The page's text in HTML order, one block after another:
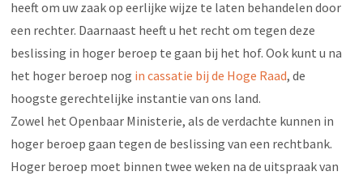
heeft om uw zaak op eerlijke wijze te laten behandelen door
een rechter. Daarnaast heeft u het recht om tegen deze
beslissing in hoger beroep te gaan bij het hof. Ook kunt u na
het hoger beroep nog in cassatie bij de Hoge Raad, de
hoogste gerechtelijke instantie van ons land.
Zowel het Openbaar Ministerie, als de verdachte kunnen in
hoger beroep gaan tegen de beslissing van een rechtbank.
Hoger beroep moet binnen twee weken na de uitspraak van